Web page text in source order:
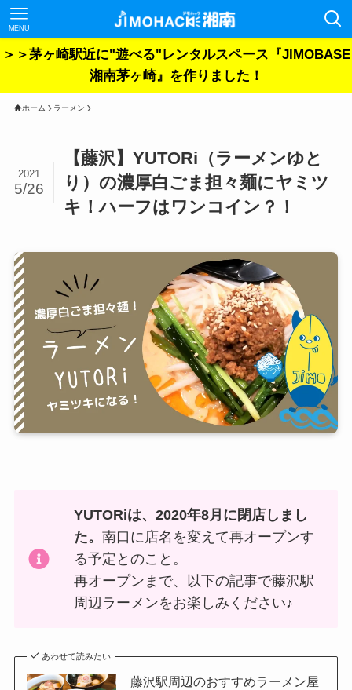
MENU
＞＞茅ヶ崎駅近に"遊べる"レンタルスペース『JIMOBASE
湘南茅ヶ崎』を作りました！
ホーム ラーメン
【藤沢】YUTORi（ラーメンゆと
り）の濃厚白ごま担々麺にヤミツ
キ！ハーフはワンコイン？！
2021
5/26
YUTORiは、2020年8月に閉店しまし
た。南口に店名を変えて再オープンす
る予定とのこと。
再オープンまで、以下の記事で藤沢駅
周辺ラーメンをお楽しみください♪
あわせて読みたい
藤沢駅周辺のおすすめラーメン屋